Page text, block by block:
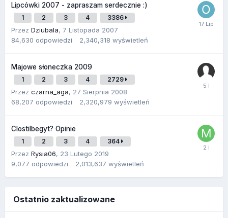
Lipcówki 2007 - zapraszam serdecznie :)
1 2 3 4 3386
Przez Dziubala, 7 Listopada 2007
84,630 odpowiedzi 2,340,318 wyświetleń
Majowe słoneczka 2009
1 2 3 4 2729
Przez czarna_aga, 27 Sierpnia 2008
68,207 odpowiedzi 2,320,979 wyświetleń
Clostilbegyt? Opinie
1 2 3 4 364
Przez Rysia06, 23 Lutego 2019
9,077 odpowiedzi 2,013,637 wyświetleń
Ostatnio zaktualizowane